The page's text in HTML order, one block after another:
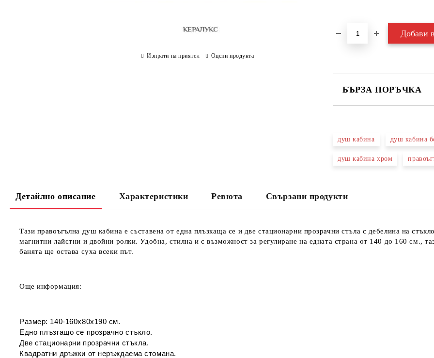
БЪРЗА ПОРЪЧКА
Съгласен съм с
душ кабина душ кабина
душ кабина хром
Изпрати на приятел Оцени продукта
Детайлно описание Характеристики Ревюта Свързани продукти
Тази правоъгълна душ кабина е съставенаотедна плъзкаща се и две стационарни прозрачни стъла с дебелина на
магнитни лайстни и двойни ролки. Удобна, стилна и с възможност за регулиране на едната страна от 140 до 160 см.,
банята ще остава суха всеки път.
Още информация:
Размер: 140-160х80х190 см.
Едно плъзгащо се прозрачно стъкло.
Две стационарни прозрачни стъкла.
Квадратни дръжки от неръждаема стомана.